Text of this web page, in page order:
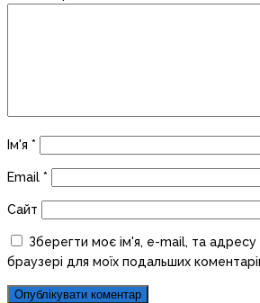
Ім'я *
Email *
Сайт
Зберегти моє ім'я, e-mail, та
браузері для моїх подальших